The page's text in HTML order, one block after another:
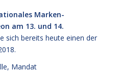
Marken-
am 13. und 14.
sich bereits heute einen der
, Mandat